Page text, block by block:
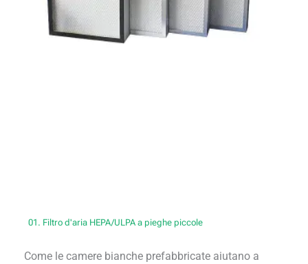
01. Filtro d'aria HEPA/ULPA a pieghe piccole
Come le camere bianche prefabbricate aiutano a